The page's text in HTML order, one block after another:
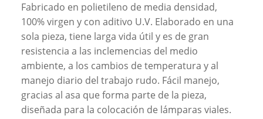
Fabricado en polietileno de media densidad,
100% virgen y con aditivo U.V. Elaborado en una
sola pieza, tiene larga vida útil y es de gran
resistencia a las inclemencias del medio
ambiente, a los cambios de temperatura y al
manejo diario del trabajo rudo. Fácil manejo,
gracias al asa que forma parte de la pieza,
diseñada para la colocación de lámparas viales.